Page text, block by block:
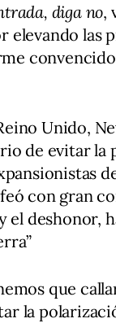
diga no,
las
Unido,
de evitar la
con gran
el deshonor,
que
la